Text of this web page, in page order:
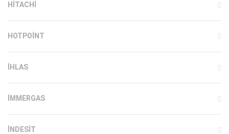
HITACHI
HOTPOINT
IHLAS
İMMERGAS
INDESIT